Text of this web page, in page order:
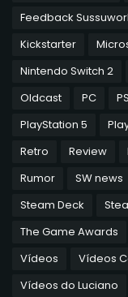
Feedback
Kickstarter
Nintendo Switch 2
Oldcast
PC
PlayStation 5
Retro
Review
Rumor
SW news
Steam Deck
The Game Awards
Vídeos
Vídeos
Vídeos do Luciano